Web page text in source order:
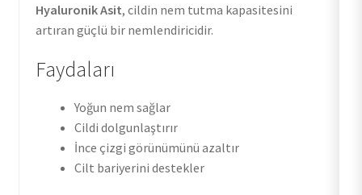
Hyaluronik Asit, cildin nem tutma kapasitesini
artıran güçlü bir nemlendiricidir.
Faydaları
Yoğun nem sağlar
Cildi dolgunlaştırır
İnce çizgi görünümünü azaltır
Cilt bariyerini destekler